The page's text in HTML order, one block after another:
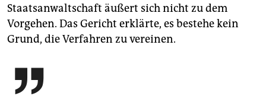
Staatsanwaltschaft äußert sich nicht zu dem
Vorgehen. Das Gericht erklärte, es bestehe kein
Grund, die Verfahren zu vereinen.
